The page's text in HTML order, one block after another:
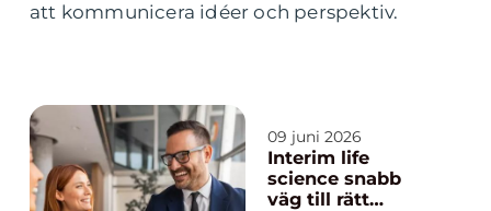
att kommunicera idéer och perspektiv.
09 juni 2026
Interim life
science snabb
väg till rätt